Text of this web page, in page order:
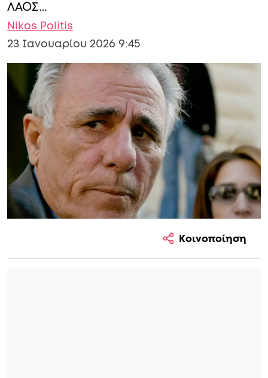
ΛΑΟΣ…
Nikos Politis
23 Ιανουαρίου 2026 9:45
Κοινοποίηση